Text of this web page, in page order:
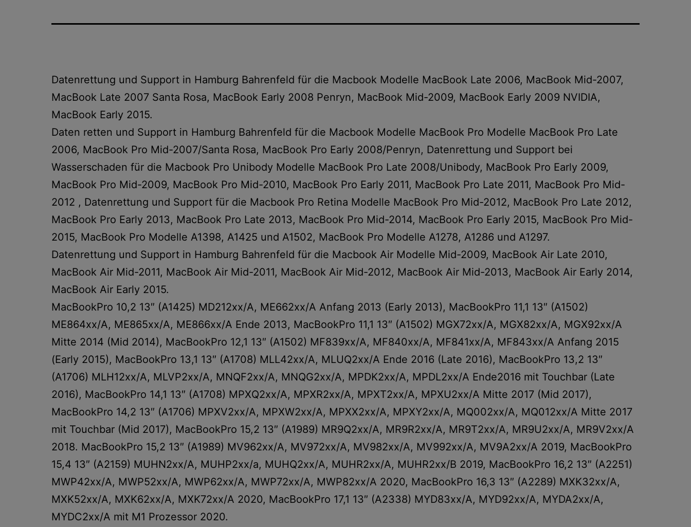
Datenrettung und Support in Hamburg Bahrenfeld für die Macbook Modelle MacBook Late 2006, MacBook Mid-2007,
MacBook Late 2007 Santa Rosa, MacBook Early 2008 Penryn, MacBook Mid-2009, MacBook Early 2009 NVIDIA,
MacBook Early 2015.
Daten retten und Support in Hamburg Bahrenfeld für die Macbook Modelle MacBook Pro Modelle MacBook Pro Late
2006, MacBook Pro Mid-2007/Santa Rosa, MacBook Pro Early 2008/Penryn, Datenrettung und Support bei
Wasserschaden für die Macbook Pro Unibody Modelle MacBook Pro Late 2008/Unibody, MacBook Pro Early 2009,
MacBook Pro Mid-2009, MacBook Pro Mid-2010, MacBook Pro Early 2011, MacBook Pro Late 2011, MacBook Pro Mid-
2012 , Datenrettung und Support für die Macbook Pro Retina Modelle MacBook Pro Mid-2012, MacBook Pro Late 2012,
MacBook Pro Early 2013, MacBook Pro Late 2013, MacBook Pro Mid-2014, MacBook Pro Early 2015, MacBook Pro Mid-
2015, MacBook Pro Modelle A1398, A1425 und A1502, MacBook Pro Modelle A1278, A1286 und A1297.
Datenrettung und Support in Hamburg Bahrenfeld für die Macbook Air Modelle Mid-2009, MacBook Air Late 2010,
MacBook Air Mid-2011, MacBook Air Mid-2011, MacBook Air Mid-2012, MacBook Air Mid-2013, MacBook Air Early 2014,
MacBook Air Early 2015.
MacBookPro 10,2 13″ (A1425) MD212xx/A, ME662xx/A Anfang 2013 (Early 2013), MacBookPro 11,1 13″ (A1502)
ME864xx/A, ME865xx/A, ME866xx/A Ende 2013, MacBookPro 11,1 13″ (A1502) MGX72xx/A, MGX82xx/A, MGX92xx/A
Mitte 2014 (Mid 2014), MacBookPro 12,1 13″ (A1502) MF839xx/A, MF840xx/A, MF841xx/A, MF843xx/A Anfang 2015
(Early 2015), MacBookPro 13,1 13″ (A1708) MLL42xx/A, MLUQ2xx/A Ende 2016 (Late 2016), MacBookPro 13,2 13″
(A1706) MLH12xx/A, MLVP2xx/A, MNQF2xx/A, MNQG2xx/A, MPDK2xx/A, MPDL2xx/A Ende2016 mit Touchbar (Late
2016), MacBookPro 14,1 13″ (A1708) MPXQ2xx/A, MPXR2xx/A, MPXT2xx/A, MPXU2xx/A Mitte 2017 (Mid 2017),
MacBookPro 14,2 13″ (A1706) MPXV2xx/A, MPXW2xx/A, MPXX2xx/A, MPXY2xx/A, MQ002xx/A, MQ012xx/A Mitte 2017
mit Touchbar (Mid 2017), MacBookPro 15,2 13″ (A1989) MR9Q2xx/A, MR9R2xx/A, MR9T2xx/A, MR9U2xx/A, MR9V2xx/A
2018. MacBookPro 15,2 13″ (A1989) MV962xx/A, MV972xx/A, MV982xx/A, MV992xx/A, MV9A2xx/A 2019, MacBookPro
15,4 13″ (A2159) MUHN2xx/A, MUHP2xx/a, MUHQ2xx/A, MUHR2xx/A, MUHR2xx/B 2019, MacBookPro 16,2 13″ (A2251)
MWP42xx/A, MWP52xx/A, MWP62xx/A, MWP72xx/A, MWP82xx/A 2020, MacBookPro 16,3 13″ (A2289) MXK32xx/A,
MXK52xx/A, MXK62xx/A, MXK72xx/A 2020, MacBookPro 17,1 13″ (A2338) MYD83xx/A, MYD92xx/A, MYDA2xx/A,
MYDC2xx/A mit M1 Prozessor 2020.